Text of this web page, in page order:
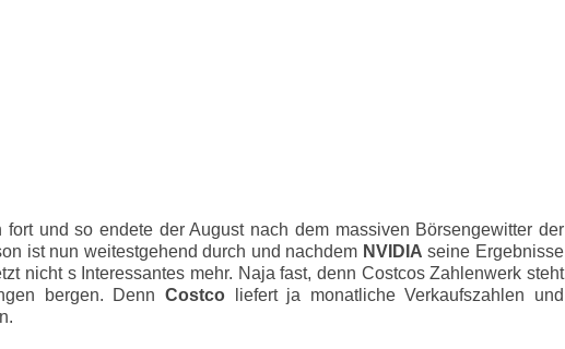
und so endete der August nach dem massiven Börsengewitter der
ist nun weitestgehend durch und nachdem NVIDIA seine Ergebnisse
nicht s Interessantes mehr. Naja fast, denn Costcos Zahlenwerk steht
bergen. Denn Costco liefert ja monatliche Verkaufszahlen und